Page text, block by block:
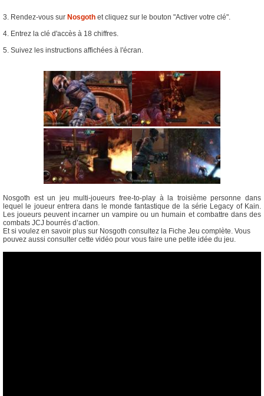
3. Rendez-vous sur Nosgoth et cliquez sur le bouton "Activer votre clé".
4. Entrez la clé d'accès à 18 chiffres.
5. Suivez les instructions affichées à l'écran.
Nosgoth est un jeu multi-joueurs free-to-play à la troisième personne dans
lequel le joueur entrera dans le monde fantastique de la série Legacy of Kain.
Les joueurs peuvent incarner un vampire ou un humain et combattre dans des
combats JCJ bourrés d’action.
Et si voulez en savoir plus sur Nosgoth consultez la Fiche Jeu complète. Vous
pouvez aussi consulter cette vidéo pour vous faire une petite idée du jeu.